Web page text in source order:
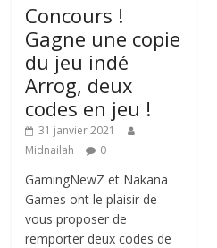
Concours !
Gagne une copie
du jeu indé
Arrog, deux
codes en jeu !
31 janvier 2021
Midnailah
0
GamingNewZ et Nakana
Games ont le plaisir de
vous proposer de
remporter deux codes de